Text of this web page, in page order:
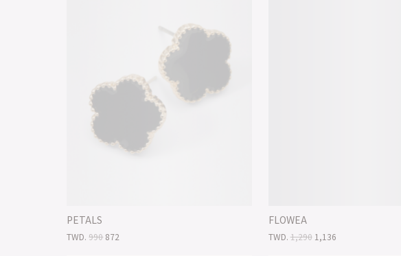
PETALS
TWD. 990 872
FLOWEA
TWD. 1,290 1,136